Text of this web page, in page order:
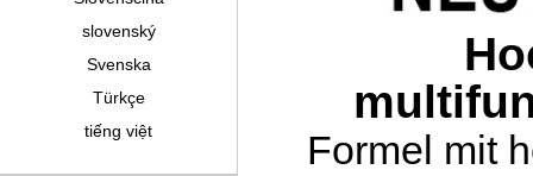
slovenský
Svenska
Türkçe
tiếng việt
Formel mit